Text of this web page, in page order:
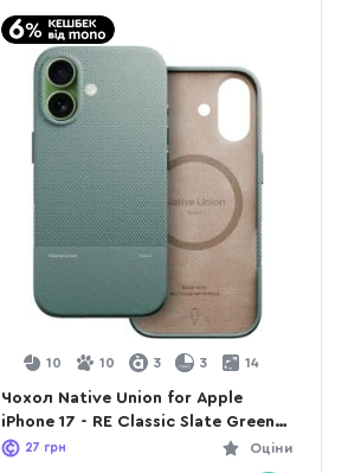
10 10 3 3 14
Чохол Native Union for Apple
iPhone 17 - RE Classic Slate Green
(RECLA-GRN-NP25)
Оціни
27 грн